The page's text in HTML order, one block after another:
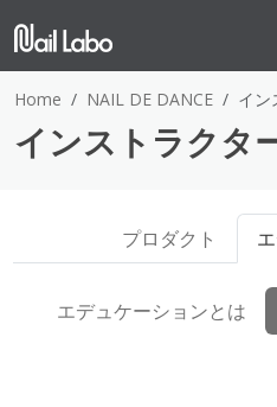
Home NAIL DE DANCE イン
インストラクタ
プロダクト
エデュケーションとは